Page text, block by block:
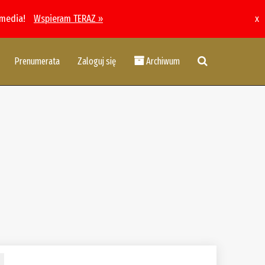
Wspieram TERAZ » x
Prenumerata Zaloguj się Archiwum